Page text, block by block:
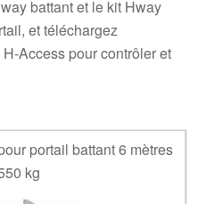
battant et le kit Hway
et téléchargez
Access pour contrôler et
portail battant 6 mètres
kg